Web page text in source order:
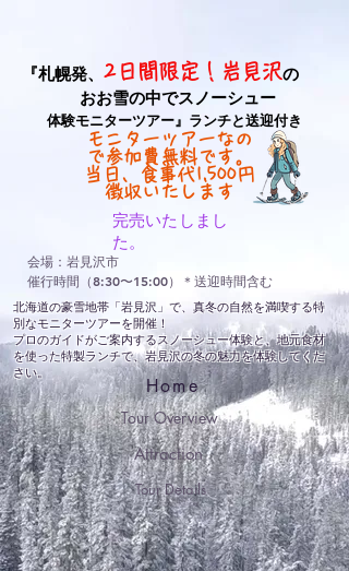
『札幌発、 2日間限定！岩見沢の
モニターツアーなの
で参加費無料です。
当日、食事代1,500円
徴収いたします
おお雪の中でスノーシュー
体験モニターツアー』ランチと送迎付き
会場：岩見沢市
催行時間（8:30〜15:00）＊送迎時間含む
完売いたしまし
た。
北海道の豪雪地帯「岩見沢」で、真冬の自然を満喫する特
別なモニターツアーを開催！
プロのガイドがご案内するスノーシュー体験と、地元食材
を使った特製ランチで、岩見沢の冬の魅力を体験してくだ
さい。
Home
Tour Overview
Attraction
Tour Details